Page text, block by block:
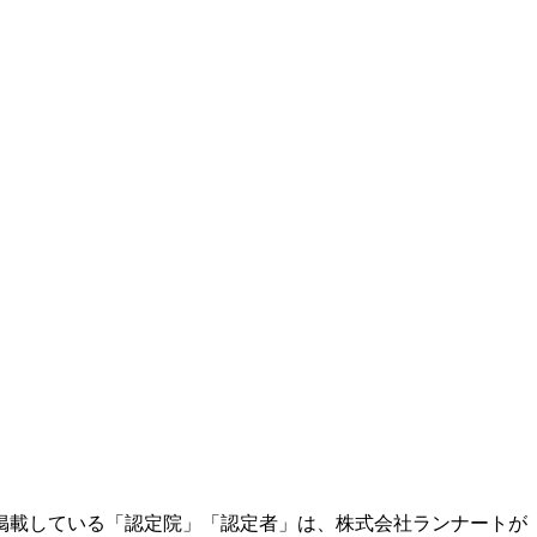
している「認定院」「認定者」は、株式会社ランナートが